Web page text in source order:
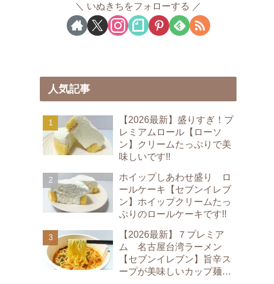
いぬきちをフォローする
人気記事
【2026最新】盛りすぎ！プ
レミアムロール【ローソ
ン】クリームたっぷりで美
味しいです!!
ホイップしあわせ盛り ロ
ールケーキ【セブンイレブ
ン】ホイップクリームたっ
ぷりのロールケーキです!!
【2026最新】７プレミア
ム 名古屋台湾ラーメン
【セブンイレブン】旨辛ス
ープが美味しいカップ麺で